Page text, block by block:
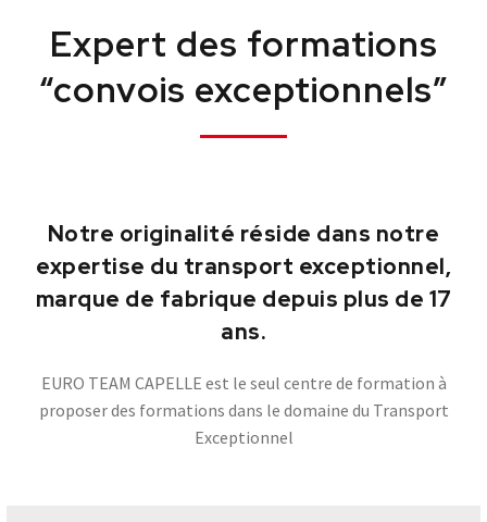
Expert des formations
“convois exceptionnels”
Notre originalité réside dans notre
expertise du transport exceptionnel,
marque de fabrique depuis plus de 17
ans.
EURO TEAM CAPELLE est le seul centre de formation à
proposer des formations dans le domaine du Transport
Exceptionnel
3
5
6
7